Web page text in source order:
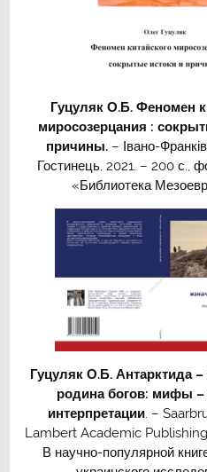
Гуцуляк О.Б. Феномен
миросозерцания :
причины. – Івано-
Гостинець, 2021. – 200 с.,
«Библиотека
Гуцуляк О.Б. Антарктида
родина богов: мифы –
интерпретации. –
Lambert Academic
В научно-популярной